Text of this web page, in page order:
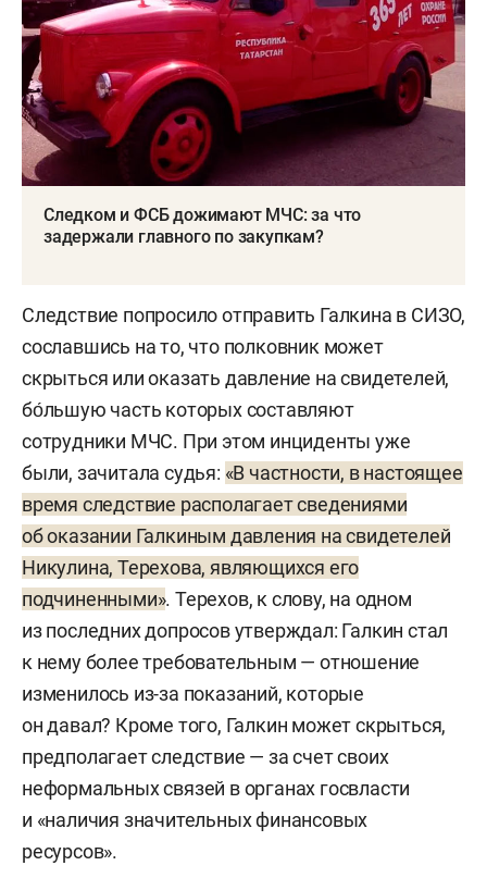
утра — спецоперацию проводили сотрудники
ФСБ, СКР и ГУСБ МЧС России.
Следком и ФСБ дожимают МЧС: за что
задержали главного по закупкам?
Следствие попросило отправить Галкина в СИЗО,
сославшись на то, что полковник может
скрыться или оказать давление на свидетелей,
бо́льшую часть которых составляют
сотрудники МЧС. При этом инциденты уже
были, зачитала судья: «В частности, в настоящее
время следствие располагает сведениями
об оказании Галкиным давления на свидетелей
Никулина, Терехова, являющихся его
подчиненными». Терехов, к слову, на одном
из последних допросов утверждал: Галкин стал
к нему более требовательным — отношение
изменилось из-за показаний, которые
он давал? Кроме того, Галкин может скрыться,
предполагает следствие — за счет своих
неформальных связей в органах госвласти
и «наличия значительных финансовых
ресурсов».